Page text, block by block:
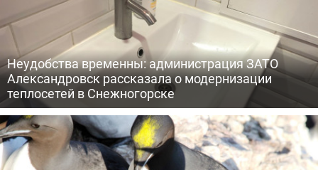
Неудобства временны: администрация ЗАТО
Александровск рассказала о модернизации
теплосетей в Снежногорске